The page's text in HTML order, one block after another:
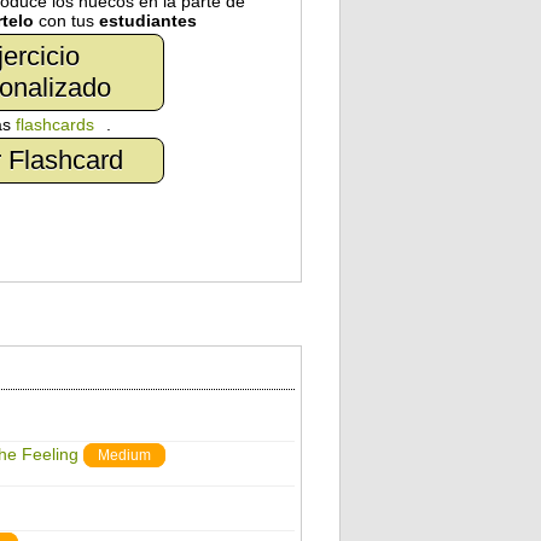
con tus estudiantes
flashcards
Flashcard
Feeling Medium